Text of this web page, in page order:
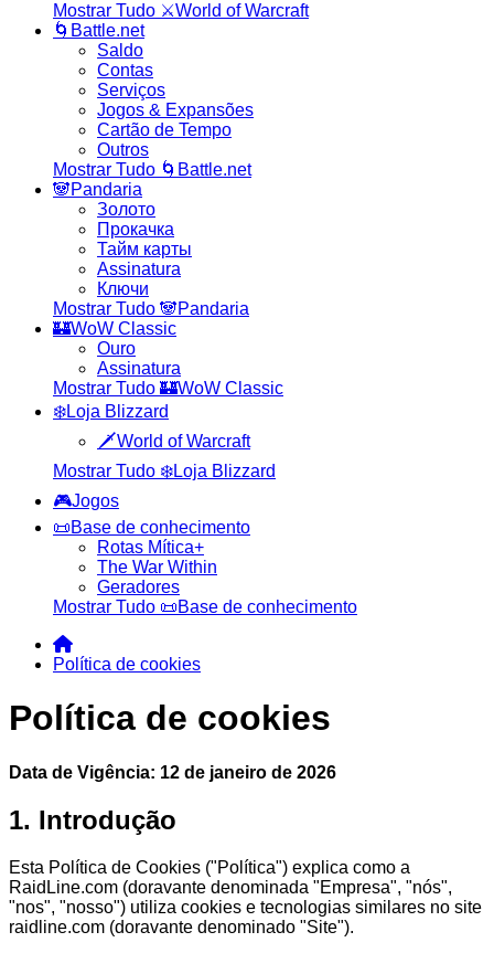
Mostrar Tudo ⚔️World of Warcraft
🌀Battle.net
Saldo
Contas
Serviços
Jogos & Expansões
Cartão de Tempo
Outros
Mostrar Tudo 🌀Battle.net
🐼Pandaria
Золото
Прокачка
Тайм карты
Assinatura
Ключи
Mostrar Tudo 🐼Pandaria
🏰WoW Classic
Ouro
Assinatura
Mostrar Tudo 🏰WoW Classic
❄️Loja Blizzard
🗡️World of Warcraft
Mostrar Tudo ❄️Loja Blizzard
🎮Jogos
📜Base de conhecimento
Rotas Mítica+
The War Within
Geradores
Mostrar Tudo 📜Base de conhecimento
Política de cookies
Política de cookies
Data de Vigência: 12 de janeiro de 2026
1. Introdução
Esta Política de Cookies ("Política") explica como a
RaidLine.com (doravante denominada "Empresa", "nós",
"nos", "nosso") utiliza cookies e tecnologias similares no site
raidline.com (doravante denominado "Site").